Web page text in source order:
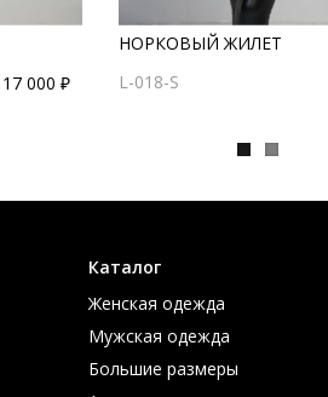
17 000 ₽
НОРКОВЫЙ ЖИЛЕТ
L-018-S
Каталог
Женская одежда
Мужская одежда
Большие размеры